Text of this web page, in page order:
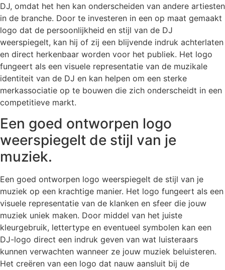
DJ, omdat het hen kan onderscheiden van andere artiesten
in de branche. Door te investeren in een op maat gemaakt
logo dat de persoonlijkheid en stijl van de DJ
weerspiegelt, kan hij of zij een blijvende indruk achterlaten
en direct herkenbaar worden voor het publiek. Het logo
fungeert als een visuele representatie van de muzikale
identiteit van de DJ en kan helpen om een sterke
merkassociatie op te bouwen die zich onderscheidt in een
competitieve markt.
Een goed ontworpen logo
weerspiegelt de stijl van je
muziek.
Een goed ontworpen logo weerspiegelt de stijl van je
muziek op een krachtige manier. Het logo fungeert als een
visuele representatie van de klanken en sfeer die jouw
muziek uniek maken. Door middel van het juiste
kleurgebruik, lettertype en eventueel symbolen kan een
DJ-logo direct een indruk geven van wat luisteraars
kunnen verwachten wanneer ze jouw muziek beluisteren.
Het creëren van een logo dat nauw aansluit bij de